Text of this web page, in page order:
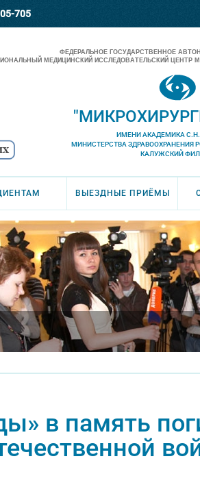
705
ФЕДЕРАЛЬНОЕ ГОСУДАРСТВЕННОЕ
МЕДИЦИНСКИЙ ИССЛЕДОВАТЕЛЬСКИЙ ЦЕНТР
ИМЕНИ АКАДЕМИКА
МИНИСТЕРСТВА ЗДРАВООХРАНЕНИЯ
КАЛУЖСКИЙ
ВЫЕЗДНЫЕ ПРИЁМЫ
в память